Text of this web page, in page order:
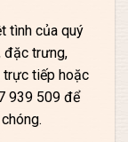
tình của quý
đặc trưng,
trực tiếp hoặc
939 509 để